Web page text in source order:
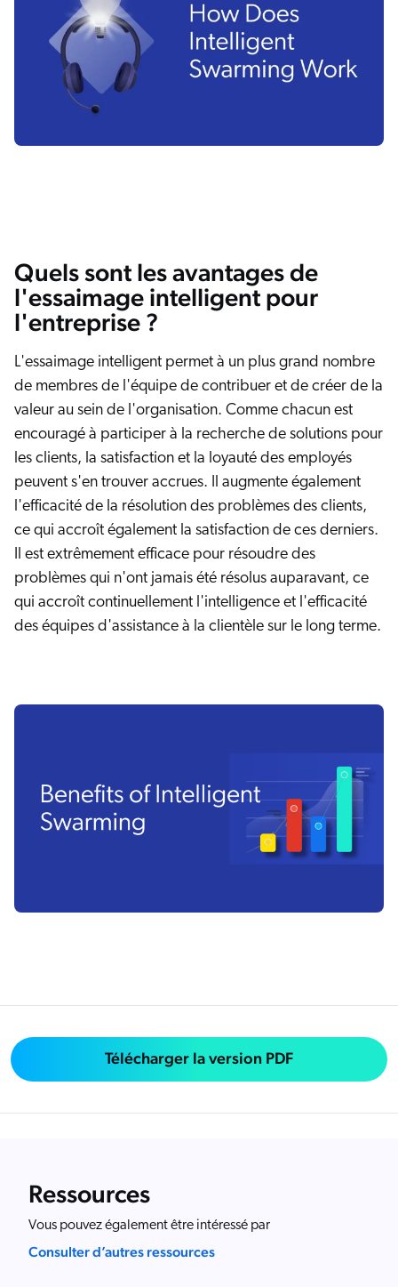
Quels sont les avantages de
l'essaimage intelligent pour
l'entreprise ?
L'essaimage intelligent permet à un plus grand nombre
de membres de l'équipe de contribuer et de créer de la
valeur au sein de l'organisation. Comme chacun est
encouragé à participer à la recherche de solutions pour
les clients, la satisfaction et la loyauté des employés
peuvent s'en trouver accrues. Il augmente également
l'efficacité de la résolution des problèmes des clients,
ce qui accroît également la satisfaction de ces derniers.
Il est extrêmement efficace pour résoudre des
problèmes qui n'ont jamais été résolus auparavant, ce
qui accroît continuellement l'intelligence et l'efficacité
des équipes d'assistance à la clientèle sur le long terme.
Télécharger la version PDF
Ressources
Vous pouvez également être intéressé par
Consulter d’autres ressources